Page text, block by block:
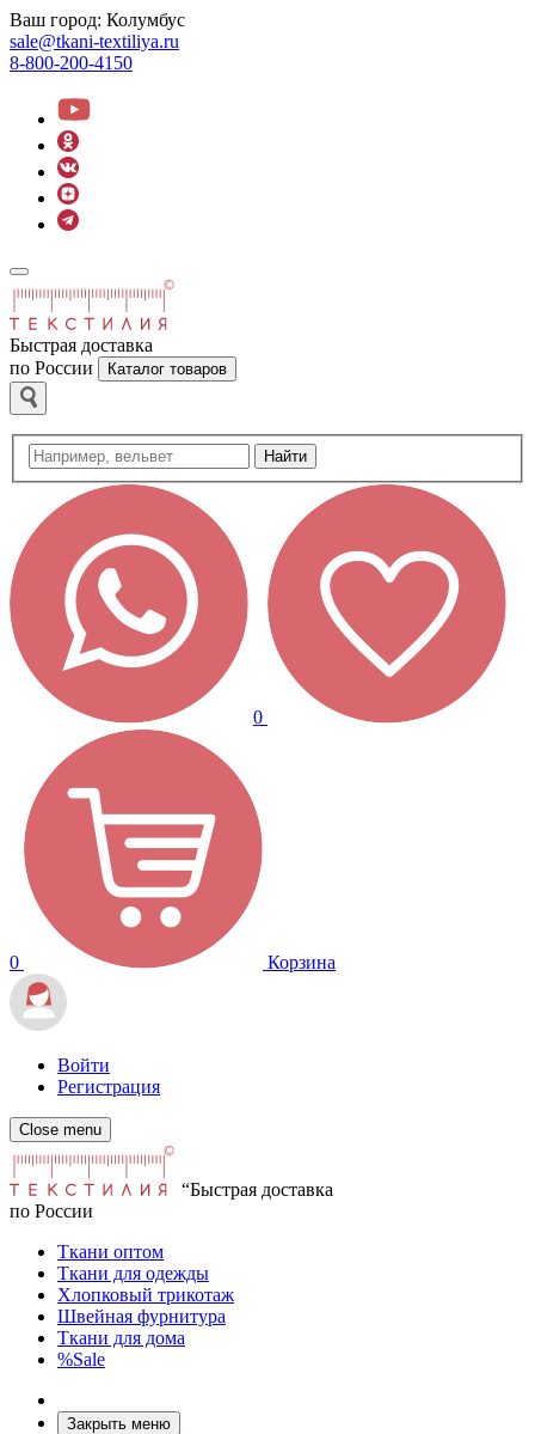
Ваш город: Колумбус
sale@tkani-textiliya.ru
8-800-200-4150
Быстрая доставка
по России
Каталог товаров
Найти
0
0 Корзина
Войти
Регистрация
Close menu
“Быстрая доставка
по России
Ткани оптом
Ткани для одежды
Хлопковый трикотаж
Швейная фурнитура
Ткани для дома
%Sale
Закрыть меню